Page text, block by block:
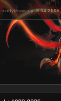
modyfikowany:9.04.2009